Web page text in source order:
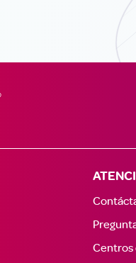
Centros